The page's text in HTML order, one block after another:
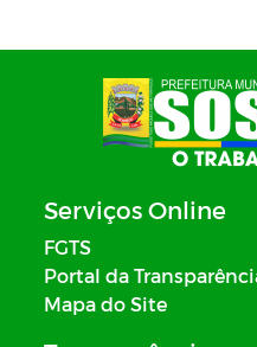
Serviços Online
FGTS
Portal da
Mapa do Site